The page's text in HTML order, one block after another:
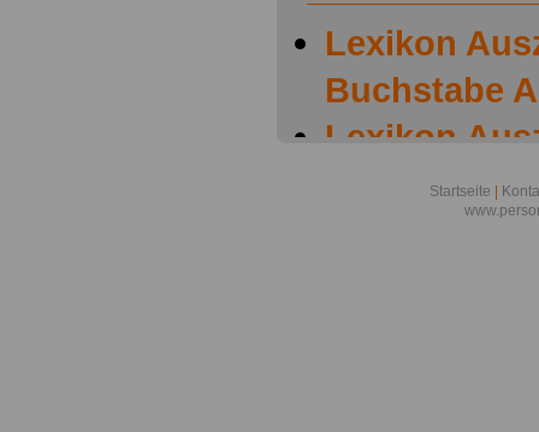
Lexikon
Buchstabe A
Lexikon
Buchstabe B
Lexikon
Startseite